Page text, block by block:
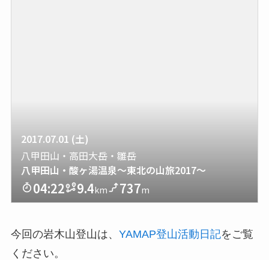
今回の岩木山登山は、 YAMAP登山活動日記をご覧
ください。